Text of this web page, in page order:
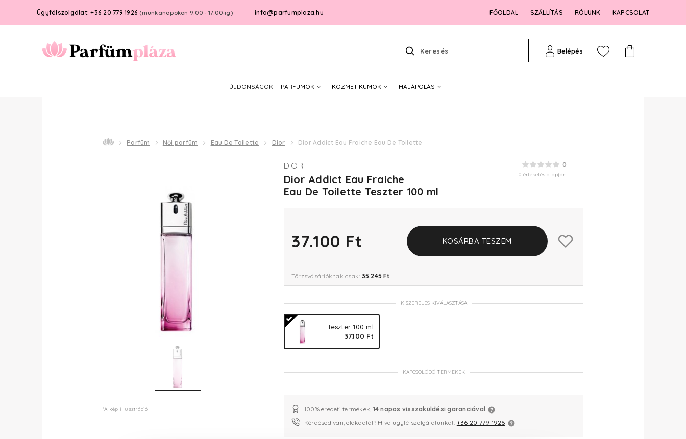
Ügyfélszolgálat: +36 20 779 1926 (munkanapokon 9:00 - 17:00-ig) info@parfumplaza.hu FŐOLDAL SZÁLLÍTÁS RÓLUNK KAPCSOLAT
Keresés Belépés
ÚJDONSÁGOK PARFÜMÖK KOZMETIKUMOK HAJÁPOLÁS
Parfüm Női parfüm Eau De Toilette Dior Dior Addict Eau Fraiche Eau De Toilette
*A kép illusztráció
0
0 értékelés alapján
DIOR
Dior Addict Eau Fraiche
Eau De Toilette Teszter 100 ml
37.100 Ft KOSÁRBA TESZEM
Törzsvásárlóknak csak: 35.245 Ft
KISZERELÉS KIVÁLASZTÁSA
Teszter 100 ml
37.100 Ft
KAPCSOLÓDÓ TERMÉKEK
100% eredeti termékek, 14 napos visszaküldési garanciával
Kérdésed van, elakadtál? Hívd ügyfélszolgálatunkat: +36 20 779 1926